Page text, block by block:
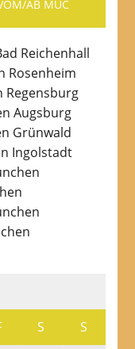
AB MUC
Reichenhall
Rosenheim
Regensburg
Augsburg
Grünwald
Ingolstadt
S S